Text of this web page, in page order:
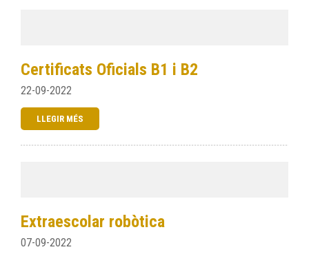
Certificats Oficials B1 i B2
22-09-2022
LLEGIR MÉS
Extraescolar robòtica
07-09-2022